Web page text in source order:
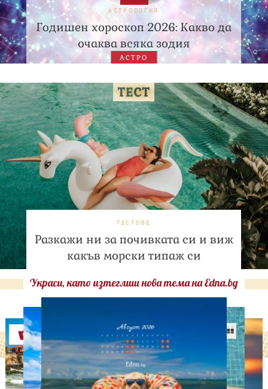
АСТРОЛОГИЯ
Годишен хороскоп 2026: Какво да
очаква всяка зодия
АСТРО
ТЕСТОВЕ
Разкажи ни за почивката си и виж
какъв морски типаж си
Украси, като изтеглиш нова тема на Edna.bg
Оферти
ЛЮБОПИТНО